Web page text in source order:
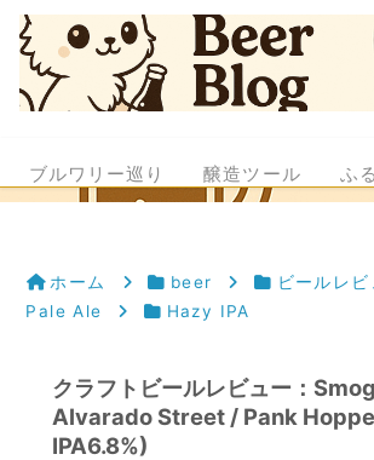
ブルワリー巡り 醸造ツール ふ
ホーム beer ビールレビ
Pale Ale
Hazy IPA
クラフトビールレビュー：
Alvarado Street / Pank
IPA6.8%)